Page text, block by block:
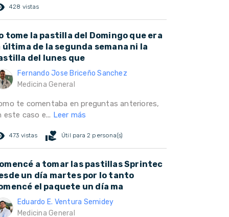
428 vistas
tome la pastilla del Domingo que era
última de la segunda semana ni la
del lunes que
Fernando Jose Briceño Sanchez
Medicina General
te comentaba en preguntas anteriores,
este caso e... Leer más
473 vistas volunteer_activism Útil para 2 persona(s)
a tomar las pastillas Sprintec
un día martes por lo tanto
el paquete un día ma
Eduardo E. Ventura Semidey
Medicina General